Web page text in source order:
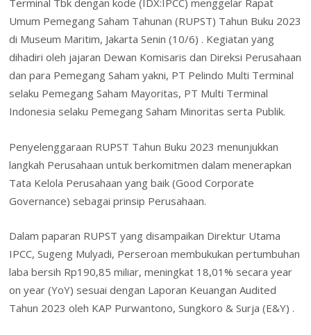
o
o
k
dI
n
st A
p
p
o
ai
l
l ri
e
n
dl
y
e
Terminal Tbk dengan kode (IDX:IPCC) menggelar Rapat
Umum Pemegang Saham Tahunan (RUPST) Tahun Buku 2023
di Museum Maritim, Jakarta Senin (10/6) . Kegiatan yang
dihadiri oleh jajaran Dewan Komisaris dan Direksi Perusahaan
dan para Pemegang Saham yakni, PT Pelindo Multi Terminal
selaku Pemegang Saham Mayoritas, PT Multi Terminal
Indonesia selaku Pemegang Saham Minoritas serta Publik.
Penyelenggaraan RUPST Tahun Buku 2023 menunjukkan
langkah Perusahaan untuk berkomitmen dalam menerapkan
Tata Kelola Perusahaan yang baik (Good Corporate
Governance) sebagai prinsip Perusahaan.
Dalam paparan RUPST yang disampaikan Direktur Utama
IPCC, Sugeng Mulyadi, Perseroan membukukan pertumbuhan
laba bersih Rp190,85 miliar, meningkat 18,01% secara year
on year (YoY) sesuai dengan Laporan Keuangan Audited
Tahun 2023 oleh KAP Purwantono, Sungkoro & Surja (E&Y) .